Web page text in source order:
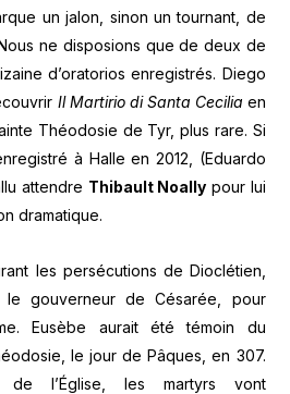
un jalon, sinon un tournant, de
ne disposions que de deux de
d’oratorios enregistrés. Diego
Il Martirio di Santa Cecilia en
Théodosie de Tyr, plus rare. Si
à Halle en 2012, (Eduardo
attendre Thibault Noally pour lui
dramatique.
les persécutions de Dioclétien,
le gouverneur de Césarée, pour
Eusèbe aurait été témoin du
le jour de Pâques, en 307.
de l’Église, les martyrs vont